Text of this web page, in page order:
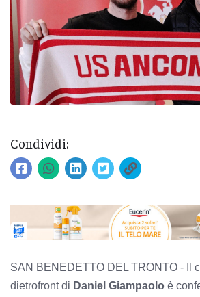
Condividi:
SAN BENEDETTO DEL TRONTO - Il
dietrofront di Daniel Giampaolo è